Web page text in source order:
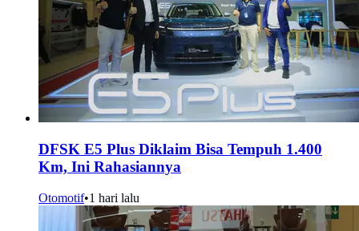
DFSK E5 Plus Diklaim Bisa Tempuh 1.400
Km, Ini Rahasiannya
Otomotif•1 hari lalu